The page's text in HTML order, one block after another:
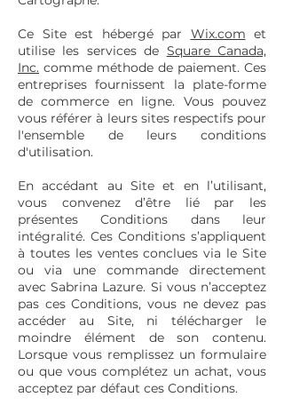
Ce Site est hébergé par Wix.com et
utilise les services de Square Canada,
Inc. comme méthode de paiement. Ces
entreprises fournissent la plate-forme
de commerce en ligne. Vous pouvez
vous référer à leurs sites respectifs pour
l'ensemble de leurs conditions
d'utilisation.
En accédant au Site et en l’utilisant,
vous convenez d’être lié par les
présentes Conditions dans leur
intégralité. Ces Conditions s’appliquent
à toutes les ventes conclues via le Site
ou via une commande directement
avec Sabrina Lazure. Si vous n’acceptez
pas ces Conditions, vous ne devez pas
accéder au Site, ni télécharger le
moindre élément de son contenu.
Lorsque vous remplissez un formulaire
ou que vous complétez un achat, vous
acceptez par défaut ces Conditions.